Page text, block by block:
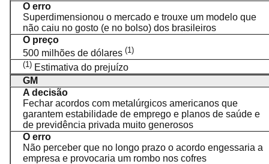
O erro
Superdimensionou o mercado e trouxe um modelo que
não caiu no gosto (e no bolso) dos brasileiros
O preço
500 milhões de dólares (1)
(1) Estimativa do prejuízo
GM
A decisão
Fechar acordos com metalúrgicos americanos que
garantem estabilidade de emprego e planos de saúde e
de previdência privada muito generosos
O erro
Não perceber que no longo prazo o acordo engessaria a
empresa e provocaria um rombo nos cofres